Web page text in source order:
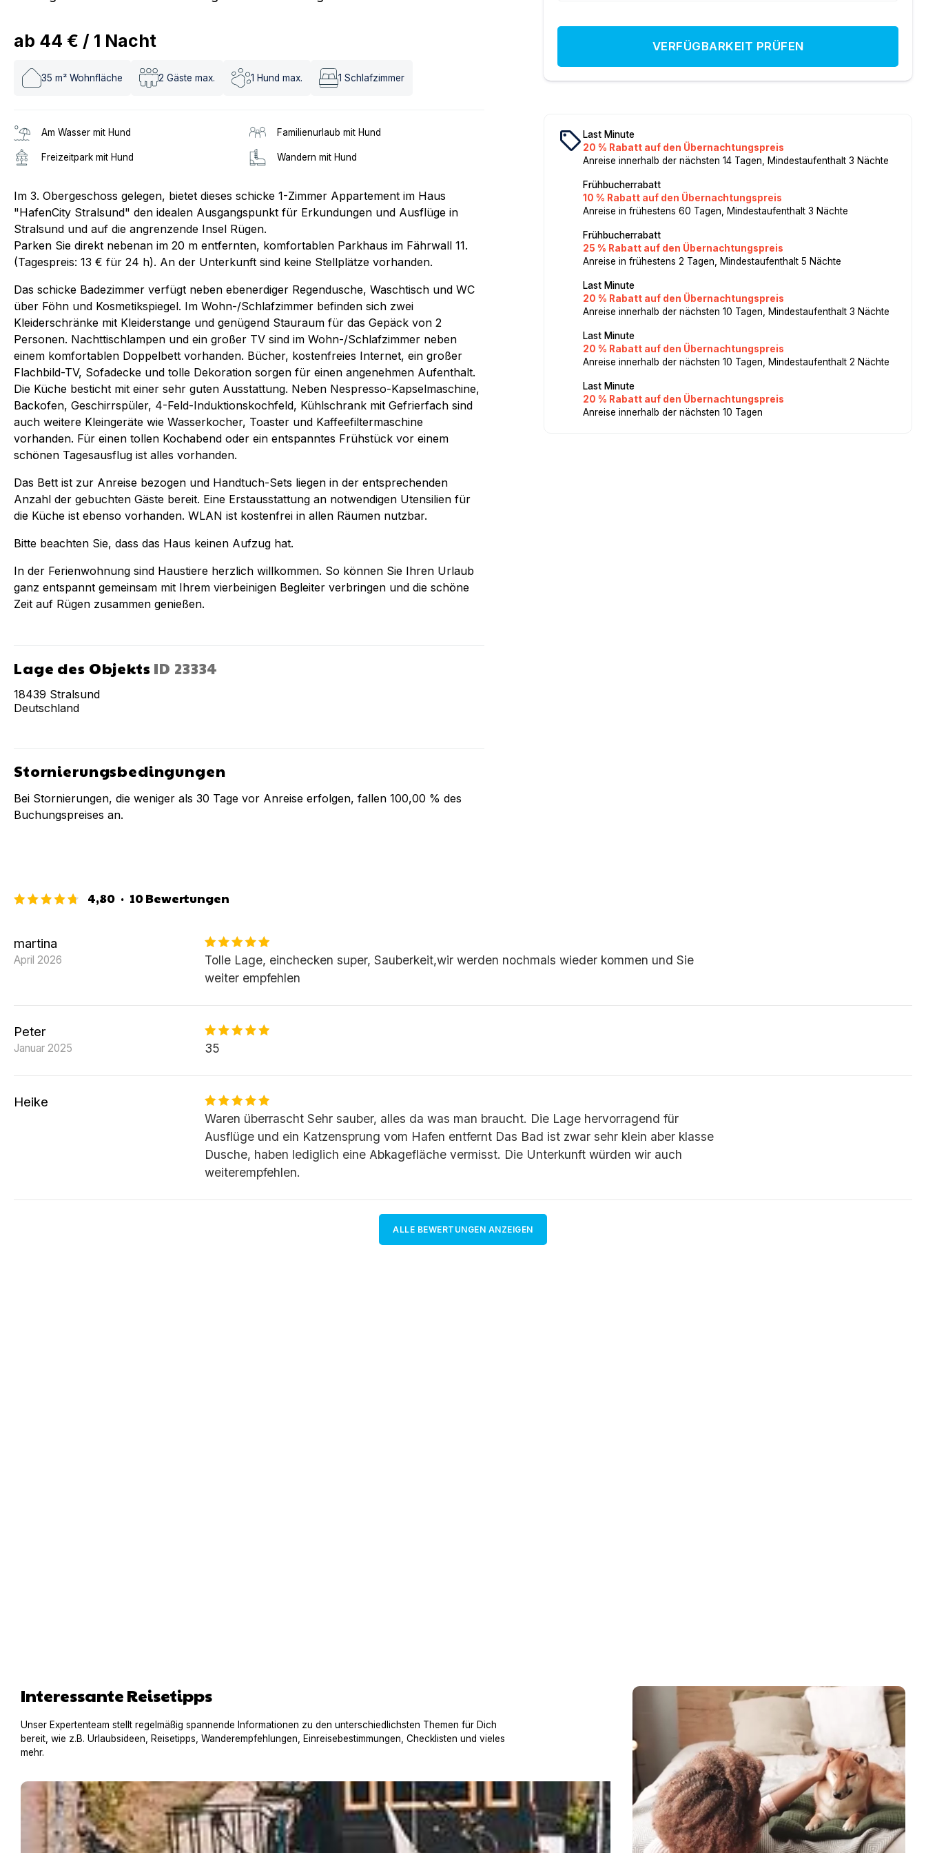
ab 44 € / 1 Nacht
35 m² Wohnfläche 2 Gäste max. 1 Hund max. 1 Schlafzimmer
Am Wasser mit Hund Familienurlaub mit Hund
Freizeitpark mit Hund Wandern mit Hund
Im 3. Obergeschoss gelegen, bietet dieses schicke 1-Zimmer Appartement im Haus
"HafenCity Stralsund" den idealen Ausgangspunkt für Erkundungen und Ausflüge in
Stralsund und auf die angrenzende Insel Rügen.
Parken Sie direkt nebenan im 20 m entfernten, komfortablen Parkhaus im Fährwall 11.
(Tagespreis: 13 € für 24 h). An der Unterkunft sind keine Stellplätze vorhanden.
Das schicke Badezimmer verfügt neben ebenerdiger Regendusche, Waschtisch und WC
über Föhn und Kosmetikspiegel. Im Wohn-/Schlafzimmer befinden sich zwei
Kleiderschränke mit Kleiderstange und genügend Stauraum für das Gepäck von 2
Personen. Nachttischlampen und ein großer TV sind im Wohn-/Schlafzimmer neben
einem komfortablen Doppelbett vorhanden. Bücher, kostenfreies Internet, ein großer
Flachbild-TV, Sofadecke und tolle Dekoration sorgen für einen angenehmen Aufenthalt.
Die Küche besticht mit einer sehr guten Ausstattung. Neben Nespresso-Kapselmaschine,
Backofen, Geschirrspüler, 4-Feld-Induktionskochfeld, Kühlschrank mit Gefrierfach sind
auch weitere Kleingeräte wie Wasserkocher, Toaster und Kaffeefiltermaschine
vorhanden. Für einen tollen Kochabend oder ein entspanntes Frühstück vor einem
schönen Tagesausflug ist alles vorhanden.
Das Bett ist zur Anreise bezogen und Handtuch-Sets liegen in der entsprechenden
Anzahl der gebuchten Gäste bereit. Eine Erstausstattung an notwendigen Utensilien für
die Küche ist ebenso vorhanden. WLAN ist kostenfrei in allen Räumen nutzbar.
Bitte beachten Sie, dass das Haus keinen Aufzug hat.
In der Ferienwohnung sind Haustiere herzlich willkommen. So können Sie Ihren Urlaub
ganz entspannt gemeinsam mit Ihrem vierbeinigen Begleiter verbringen und die schöne
Zeit auf Rügen zusammen genießen.
Lage des Objekts ID 23334
18439 Stralsund
Deutschland
Stornierungsbedingungen
Bei Stornierungen, die weniger als 30 Tage vor Anreise erfolgen, fallen 100,00 % des
Buchungspreises an.
VERFÜGBARKEIT PRÜFEN
local_offerLast Minute
20 % Rabatt auf den Übernachtungspreis
Anreise innerhalb der nächsten 14 Tagen, Mindestaufenthalt 3 Nächte
Frühbucherrabatt
10 % Rabatt auf den Übernachtungspreis
Anreise in frühestens 60 Tagen, Mindestaufenthalt 3 Nächte
Frühbucherrabatt
25 % Rabatt auf den Übernachtungspreis
Anreise in frühestens 2 Tagen, Mindestaufenthalt 5 Nächte
Last Minute
20 % Rabatt auf den Übernachtungspreis
Anreise innerhalb der nächsten 10 Tagen, Mindestaufenthalt 3 Nächte
Last Minute
20 % Rabatt auf den Übernachtungspreis
Anreise innerhalb der nächsten 10 Tagen, Mindestaufenthalt 2 Nächte
Last Minute
20 % Rabatt auf den Übernachtungspreis
Anreise innerhalb der nächsten 10 Tagen
4,80 · 10Bewertungen
martina
April 2026
Tolle Lage, einchecken super, Sauberkeit,wir werden nochmals wieder kommen und Sie
weiter empfehlen
Peter
Januar 2025 35
Heike
Waren überrascht Sehr sauber, alles da was man braucht. Die Lage hervorragend für
Ausflüge und ein Katzensprung vom Hafen entfernt Das Bad ist zwar sehr klein aber klasse
Dusche, haben lediglich eine Abkagefläche vermisst. Die Unterkunft würden wir auch
weiterempfehlen.
ALLE BEWERTUNGEN ANZEIGEN
Interessante Reisetipps
Unser Expertenteam stellt regelmäßig spannende Informationen zu den unterschiedlichsten Themen für Dich
bereit, wie z.B. Urlaubsideen, Reisetipps, Wanderempfehlungen, Einreisebestimmungen, Checklisten und vieles
mehr.
Hausboot mit Hund